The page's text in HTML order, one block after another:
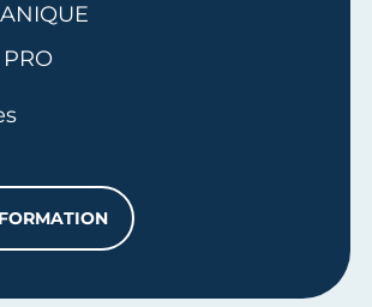
BAC PRO MAINTENANCE DES